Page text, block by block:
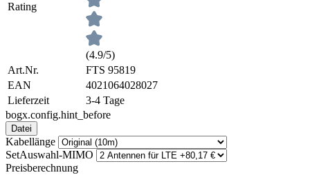
Rating
(4.9/5)
Art.Nr.
FTS 95819
EAN
4021064028027
Lieferzeit
3-4 Tage
bogx.config.hint_before
Datei
Kabellänge
SetAuswahl-MIMO
Preisberechnung